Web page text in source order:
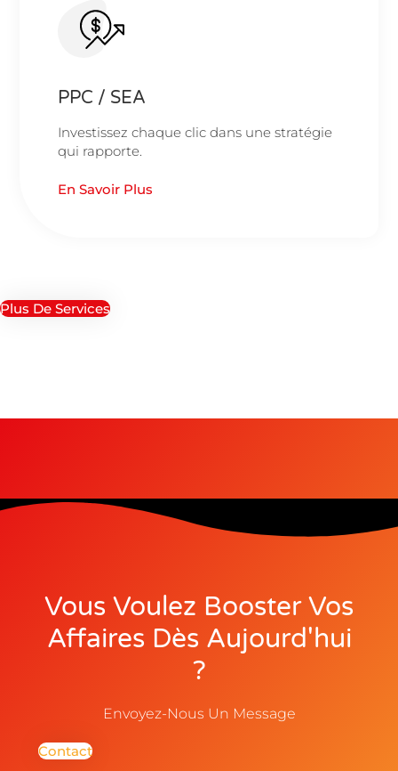
PPC / SEA
Investissez chaque clic dans une stratégie
qui rapporte.
En Savoir Plus
Plus De Services
Vous Voulez Booster Vos
Affaires Dès Aujourd'hui
?
Envoyez-Nous Un Message
Contact